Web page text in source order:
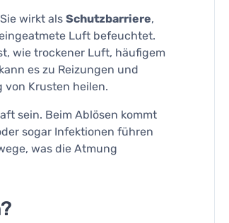
wirkt als Schutzbarriere,
Luft befeuchtet.
wie trockener Luft, häufigem
es zu Reizungen und
von Krusten heilen.
sein. Beim Ablösen kommt
sogar Infektionen führen
was die Atmung